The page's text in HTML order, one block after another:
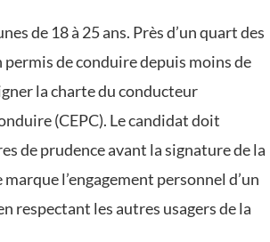
de 18 à 25 ans. Près d’un quart des
de conduire depuis moins de
la charte du conducteur
(CEPC). Le candidat doit
de prudence avant la signature de la
l’engagement personnel d’un
respectant les autres usagers de la